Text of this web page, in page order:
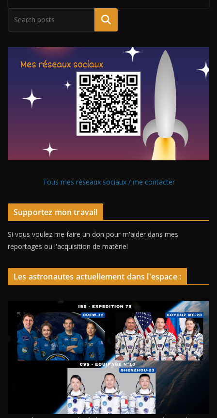
Tous mes réseaux sociaux / me contacter
Supportez mon travail
Si vous voulez me faire un don pour m'aider dans mes
reportages ou l'acquisition de matériel
Les astronautes actuellement dans l'espace :